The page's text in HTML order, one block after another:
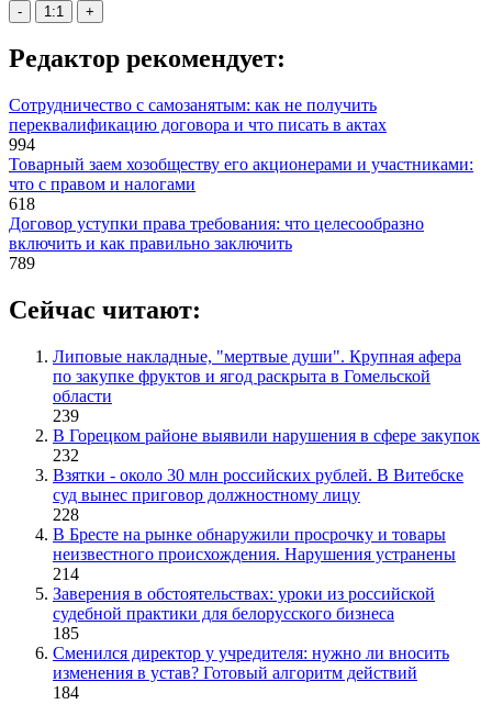
- 1:1 +
Редактор рекомендует:
Сотрудничество с самозанятым: как не получить
переквалификацию договора и что писать в актах
994
Товарный заем хозобществу его акционерами и участниками:
что с правом и налогами
618
Договор уступки права требования: что целесообразно
включить и как правильно заключить
789
Сейчас читают:
Липовые накладные, "мертвые души". Крупная афера
по закупке фруктов и ягод раскрыта в Гомельской
области
239
В Горецком районе выявили нарушения в сфере закупок
232
Взятки - около 30 млн российских рублей. В Витебске
суд вынес приговор должностному лицу
228
В Бресте на рынке обнаружили просрочку и товары
неизвестного происхождения. Нарушения устранены
214
Заверения в обстоятельствах: уроки из российской
судебной практики для белорусского бизнеса
185
Сменился директор у учредителя: нужно ли вносить
изменения в устав? Готовый алгоритм действий
184